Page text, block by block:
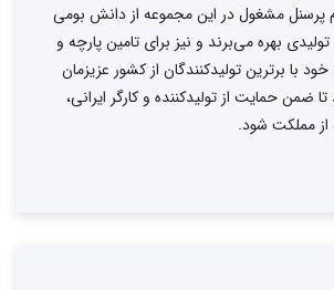
پرسنل مشغول در این مجموعه از دانش بومی
بهره می‌برند و نیز برای تامین پارچه و
با برترین تولیدکنندگان از کشور عزیزمان
ضمن حمایت از تولیدکننده و کارگر ایرانی،
از مملکت شود.